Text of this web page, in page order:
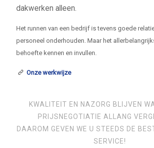
dakwerken alleen.
Het runnen van een bedrijf is tevens goede
personeel onderhouden. Maar het
behoefte kennen en invullen.
Onze werkwijze
KWALITEIT EN NAZORG BLIJVEN
PRIJSNEGOTIATIE ALLANG
DAAROM GEVEN WE U STEEDS DE
SERVICE!